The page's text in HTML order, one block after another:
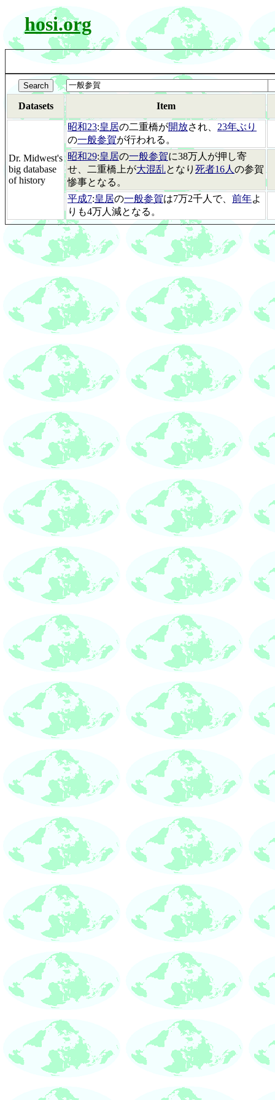
hosi.org
Datasets Item
Dr. Midwest's
big database
of history
昭和23:皇居の二重橋が開放され、 23年ぶり
の一般参賀が行われる。
昭和29:皇居の一般参賀に38万人が押し寄
せ、二重橋上が大混乱となり 死者16人 の参賀
惨事となる。
平成7:皇居の一般参賀は7万2千人で、 前年よ
りも4万人減となる。